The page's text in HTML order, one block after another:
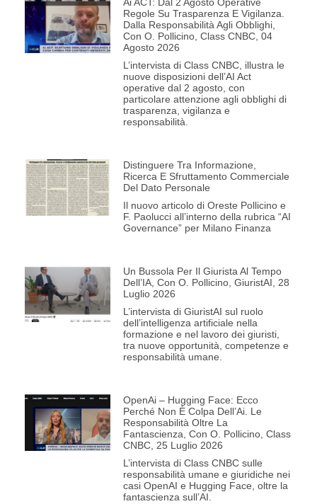
Regole Su Trasparenza E Vigilanza.
Dalla Responsabilità Agli Obblighi,
Con O. Pollicino, Class CNBC, 04
Agosto 2026
L’intervista di Class CNBC, illustra le
nuove disposizioni dell’AI Act
operative dal 2 agosto, con
particolare attenzione agli obblighi di
trasparenza, vigilanza e
responsabilità.
Distinguere Tra Informazione,
Ricerca E Sfruttamento Commerciale
Del Dato Personale
Il nuovo articolo di Oreste Pollicino e
F. Paolucci all’interno della rubrica “AI
Governance” per Milano Finanza
Un Bussola Per Il Giurista Al Tempo
Dell’IA, Con O. Pollicino, GiuristAI, 28
Luglio 2026
L’intervista di GiuristAI sul ruolo
dell’intelligenza artificiale nella
formazione e nel lavoro dei giuristi,
tra nuove opportunità, competenze e
responsabilità umane.
OpenAi – Hugging Face: Ecco
Perché Non È Colpa Dell’Ai. Le
Responsabilità Oltre La
Fantascienza, Con O. Pollicino, Class
CNBC, 25 Luglio 2026
L’intervista di Class CNBC sulle
responsabilità umane e giuridiche nei
casi OpenAI e Hugging Face, oltre la
fantascienza sull’AI.